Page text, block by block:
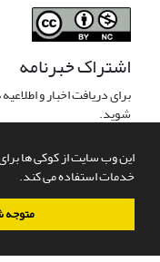
این وب سایت از کوکی ها برای
خدمات استفاده می کند.
اشتراک خبرنامه
برای دریافت اخبار و
شوید.
سامانه مدیریت نشریات